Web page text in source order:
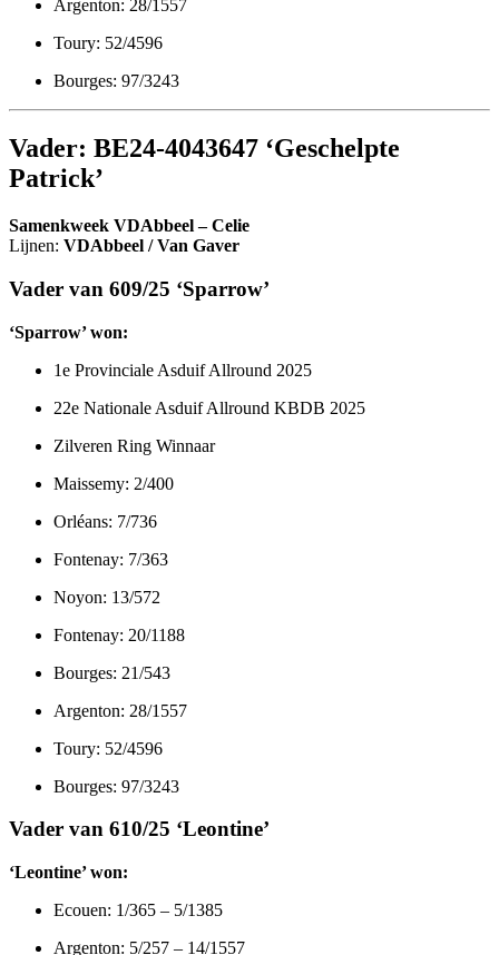
Argenton: 28/1557
Toury: 52/4596
Bourges: 97/3243
Vader: BE24-4043647 ‘Geschelpte
Patrick’
Samenkweek VDAbbeel – Celie
Lijnen: VDAbbeel / Van Gaver
Vader van 609/25 ‘Sparrow’
‘Sparrow’ won:
1e Provinciale Asduif Allround 2025
22e Nationale Asduif Allround KBDB 2025
Zilveren Ring Winnaar
Maissemy: 2/400
Orléans: 7/736
Fontenay: 7/363
Noyon: 13/572
Fontenay: 20/1188
Bourges: 21/543
Argenton: 28/1557
Toury: 52/4596
Bourges: 97/3243
Vader van 610/25 ‘Leontine’
‘Leontine’ won:
Ecouen: 1/365 – 5/1385
Argenton: 5/257 – 14/1557